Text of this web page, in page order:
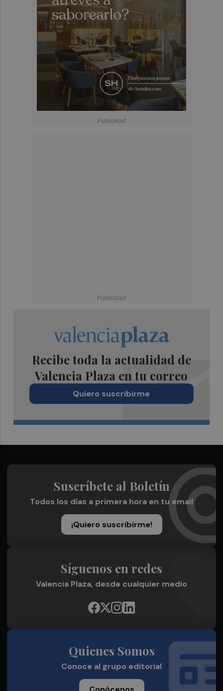
Recibe toda la actualidad de
Valencia Plaza en tu correo
Quiero suscribirme
Suscríbete al Boletín
Todos los días a primera hora en tu email
¡Quiero suscribirme!
Síguenos en redes
Valencia Plaza, desde cualquier medio
Quienes Somos
Conoce al grupo editorial